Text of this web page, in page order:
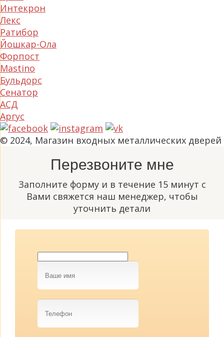
Интекрон
Лекс
Ратибор
Йошкар-Ола
Форпост
Mastino
Бульдорс
Сенатор
АСД
Аргус
© 2024, Магазин входных металлических дверей
Перезвоните мне
Заполните форму и в течение 15 минут с
Вами свяжется наш менеджер, чтобы
уточнить детали
Ваше
имя
Телефон